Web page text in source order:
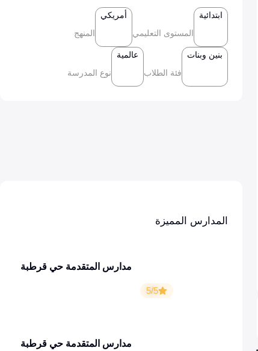
ابتدائية
المستوى التعليمي
أمريكي
المنهج
بنين وبنات
فئة الطلاب
عالمية
نوع المدرسة
المدارس المميزة
مدارس المتقدمة حي قرطبة
5/5
مدارس المتقدمة حي قرطبة